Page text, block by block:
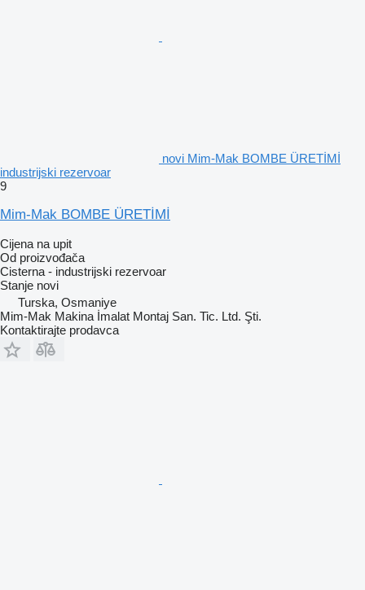
novi Mim-Mak BOMBE ÜRETİMİ
industrijski rezervoar
9
Mim-Mak BOMBE ÜRETİMİ
Cijena na upit
Od proizvođača
Cisterna - industrijski rezervoar
Stanje novi
Turska, Osmaniye
Mim-Mak Makina İmalat Montaj San. Tic. Ltd. Şti.
Kontaktirajte prodavca